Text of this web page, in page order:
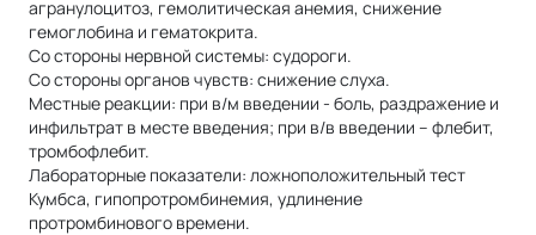
агранулоцитоз, гемолитическая анемия, снижение
гемоглобина и гематокрита.
Со стороны нервной системы: судороги.
Со стороны органов чувств: снижение слуха.
Местные реакции: при в/м введении - боль, раздражение и
инфильтрат в месте введения; при в/в введении – флебит,
тромбофлебит.
Лабораторные показатели: ложноположительный тест
Кумбса, гипопротромбинемия, удлинение
протромбинового времени.